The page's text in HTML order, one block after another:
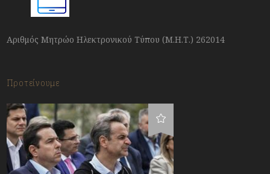
Αριθμός Μητρώο Ηλεκτρονικού Τύπου (Μ.Η.Τ.) 262014
Προτείνουμε